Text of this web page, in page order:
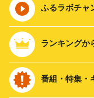
ふるラボチャ
ランキングか
番組・特集・